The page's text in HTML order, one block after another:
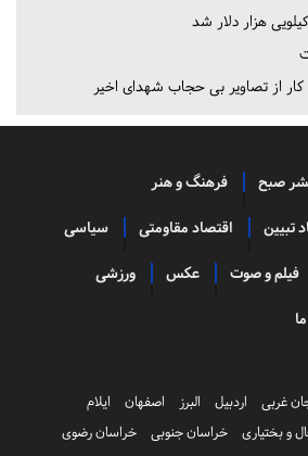
هزار دلار شد
کار از تصاویر بی حجاب شهدای اخیر
صبح فرهنگ و هنر
تبیین اقتصاد مقاومتی سیاسی
فیلم و صوت عکس ورزشی
غربی اردبیل البرز اصفهان
ایلام
و بختیاری خراسان جنوبی
خراسان رضوی